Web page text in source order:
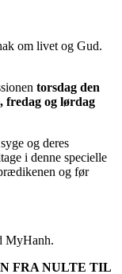
om livet og Gud.
torsdag den
fredag og lørdag
og deres
i denne specielle
og før
MyHanh.
FRA NULTE TIL